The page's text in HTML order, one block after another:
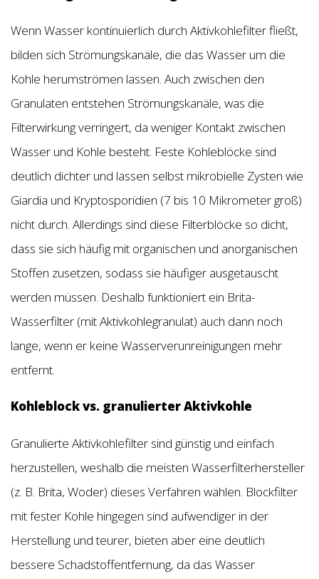
Wenn Wasser kontinuierlich durch Aktivkohlefilter fließt,
bilden sich Strömungskanäle, die das Wasser um die
Kohle herumströmen lassen. Auch zwischen den
Granulaten entstehen Strömungskanäle, was die
Filterwirkung verringert, da weniger Kontakt zwischen
Wasser und Kohle besteht. Feste Kohleblöcke sind
deutlich dichter und lassen selbst mikrobielle Zysten wie
Giardia und Kryptosporidien (7 bis 10 Mikrometer groß)
nicht durch. Allerdings sind diese Filterblöcke so dicht,
dass sie sich häufig mit organischen und anorganischen
Stoffen zusetzen, sodass sie häufiger ausgetauscht
werden müssen. Deshalb funktioniert ein Brita-
Wasserfilter (mit Aktivkohlegranulat) auch dann noch
lange, wenn er keine Wasserverunreinigungen mehr
entfernt.
Kohleblock vs. granulierter Aktivkohle
Granulierte Aktivkohlefilter sind günstig und einfach
herzustellen, weshalb die meisten Wasserfilterhersteller
(z. B. Brita, Woder) dieses Verfahren wählen. Blockfilter
mit fester Kohle hingegen sind aufwendiger in der
Herstellung und teurer, bieten aber eine deutlich
bessere Schadstoffentfernung, da das Wasser